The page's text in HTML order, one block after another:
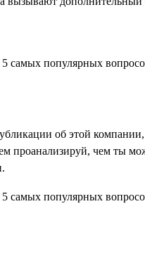
об этой
проанализируй, чем ты